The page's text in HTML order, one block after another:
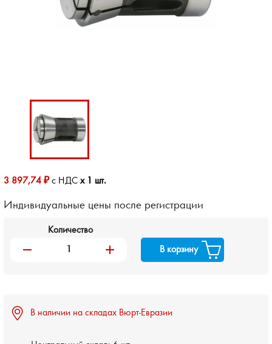
3 897,74 ₽с НДСx 1 шт.
Индивидуальные цены после регистрации
Количество
remove add В корзину
В наличии на складах Вюрт-Евразии